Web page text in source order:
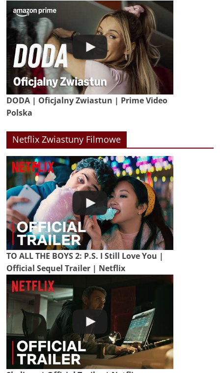
DODA | Oficjalny Zwiastun | Prime Video
Polska
Netflix Zwiastuny Filmowe
TO ALL THE BOYS 2: P.S. I Still Love You |
Official Sequel Trailer | Netflix